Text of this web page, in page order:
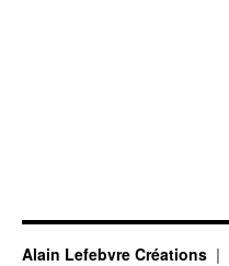
Alain Lefebvre Créations